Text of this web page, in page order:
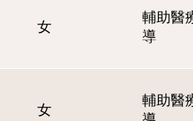
女
輔助醫
導
女
輔助醫